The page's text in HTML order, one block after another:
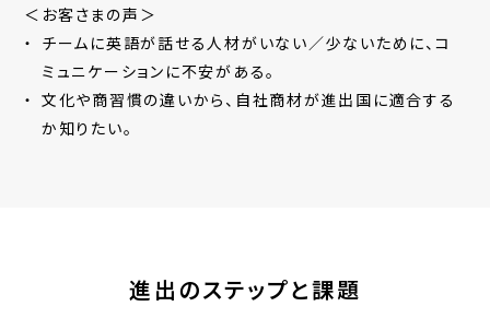
＜お客さまの声＞
チームに英語が話せる人材がいない／少ないために、コ
ミュニケーションに不安がある。
文化や商習慣の違いから、自社商材が進出国に適合する
か知りたい。
進出のステップと課題